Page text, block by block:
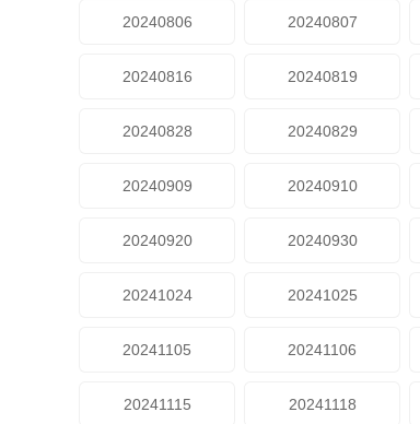
20240806 20240807
20240816 20240819
20240828 20240829
20240909 20240910
20240920 20240930
20241024 20241025
20241105 20241106
20241115 20241118